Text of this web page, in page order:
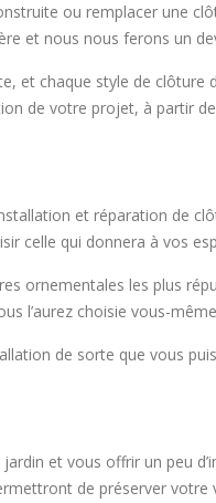
ou remplacer une
et nous nous ferons un
et chaque style de clôture
de votre projet, à partir
et réparation de
celle qui donnera à vos
ornementales les plus
l’aurez choisie vous-
de sorte que vous
et vous offrir un peu
de préserver